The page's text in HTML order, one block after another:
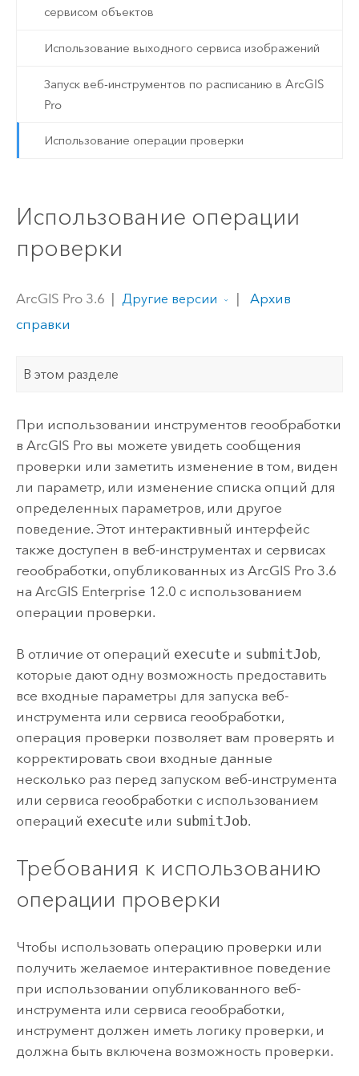
сервисом объектов
Использование выходного сервиса изображений
Запуск веб-инструментов по расписанию в ArcGIS
Pro
Использование операции проверки
Использование операции
проверки
ArcGIS Pro 3.6 Другие версии
Архив
справки
В этом разделе
При использовании инструментов геообработки
в ArcGIS Proвы можете увидеть сообщения
проверки или заметить изменение в том, виден
ли параметр, или изменение списка опций для
определенных параметров, или другое
поведение. Этот интерактивный интерфейс
также доступен в веб-инструментах и сервисах
геообработки, опубликованных из ArcGIS Pro 3.6
на ArcGIS Enterprise 12.0 с использованием
операции проверки.
В отличие от операций executeи submitJob,
которые дают одну возможность предоставить
все входные параметры для запуска веб-
инструмента или сервиса геообработки,
операция проверки позволяет вам проверять и
корректировать свои входные данные
несколько раз перед запуском веб-инструмента
или сервиса геообработки с использованием
операций executeили submitJob.
Требования к использованию
операции проверки
Чтобы использовать операцию проверки или
получить желаемое интерактивное поведение
при использовании опубликованного веб-
инструмента или сервиса геообработки,
инструмент должен иметь логику проверки, и
должна быть включена возможность проверки.